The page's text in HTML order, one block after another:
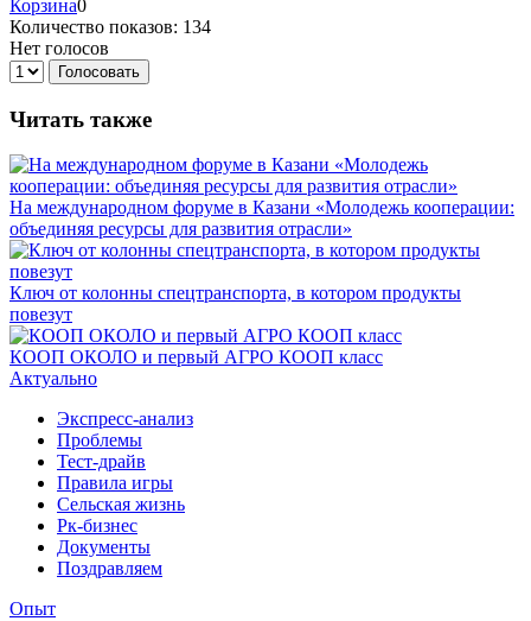
Корзина0
Количество показов: 134
Нет голосов
Голосовать
Читать также
На международном форуме в Казани «Молодежь кооперации:
объединяя ресурсы для развития отрасли»
Ключ от колонны спецтранспорта, в котором продукты
повезут
КООП ОКОЛО и первый АГРО КООП класс
Актуально
Экспресс-анализ
Проблемы
Тест-драйв
Правила игры
Сельская жизнь
Рк-бизнес
Документы
Поздравляем
Опыт